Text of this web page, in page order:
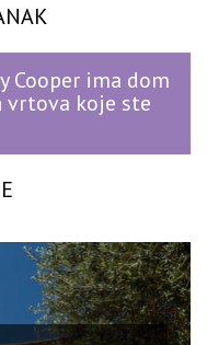
Cooper ima dom
koje ste